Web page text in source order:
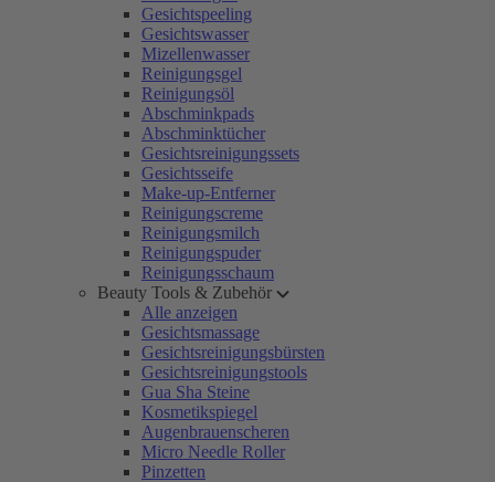
Gesichtspeeling
Gesichtswasser
Mizellenwasser
Reinigungsgel
Reinigungsöl
Abschminkpads
Abschminktücher
Gesichtsreinigungssets
Gesichtsseife
Make-up-Entferner
Reinigungscreme
Reinigungsmilch
Reinigungspuder
Reinigungsschaum
Beauty Tools & Zubehör
Alle anzeigen
Gesichtsmassage
Gesichtsreinigungsbürsten
Gesichtsreinigungstools
Gua Sha Steine
Kosmetikspiegel
Augenbrauenscheren
Micro Needle Roller
Pinzetten